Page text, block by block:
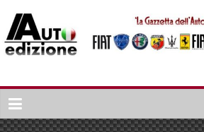
naar
inhoud
Auto
Edizione
La